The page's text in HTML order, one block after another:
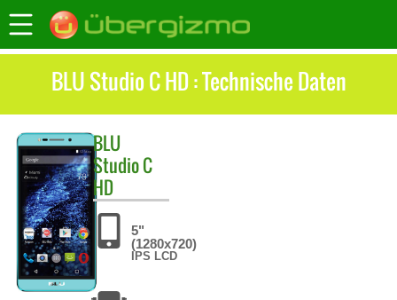
BLU Studio C HD : Technische Daten
BLU
Studio C
HD
5"
(1280x720)
IPS LCD